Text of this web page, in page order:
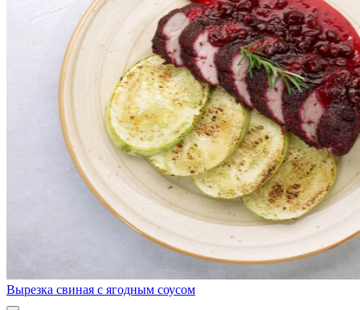
Вырезка свиная с ягодным соусом